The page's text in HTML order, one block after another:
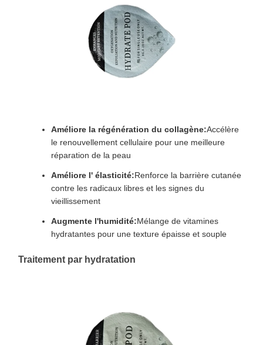
Améliore la régénération du collagène:Accélère
le renouvellement cellulaire pour une meilleure
réparation de la peau
Améliore l' élasticité:Renforce la barrière cutanée
contre les radicaux libres et les signes du
vieillissement
Augmente l'humidité:Mélange de vitamines
hydratantes pour une texture épaisse et souple
Traitement par hydratation